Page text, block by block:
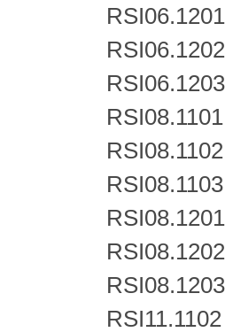
RSI06.1201
RSI06.1202
RSI06.1203
RSI08.1101
RSI08.1102
RSI08.1103
RSI08.1201
RSI08.1202
RSI08.1203
RSI11.1102